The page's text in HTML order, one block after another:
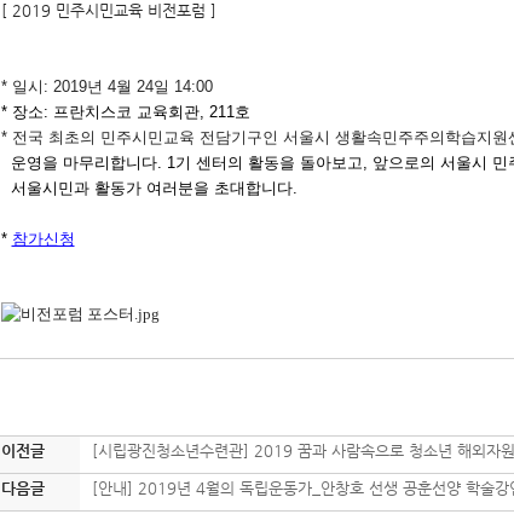
[ 2019 민주시민교육 비전포럼 ]
* 일시: 2019년 4월 24일 14:00
* 장소: 프란치스코 교육회관, 211호
* 전국 최초의 민주시민교육 전담기구인 서울시 생활속민주주의학습지원
운영을 마무리합니다. 1기 센터의 활동을 돌아보고, 앞으로의 서울시
서울시민과 활동가 여러분을 초대합니다.
* 참가신청
이전글 [시립광진청소년수련관] 2019 꿈과 사람속으로 청소년 해외자
다음글 [안내] 2019년 4월의 독립운동가_안창호 선생 공훈선양 학술강